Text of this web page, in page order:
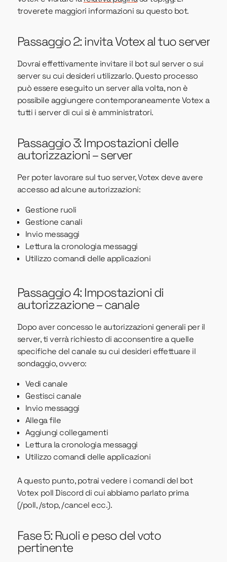
troverete maggiori informazioni su questo bot.
Passaggio 2: invita Votex al tuo server
Dovrai effettivamente invitare il bot sul server o sui
server su cui desideri utilizzarlo. Questo processo
può essere eseguito un server alla volta, non è
possibile aggiungere contemporaneamente Votex a
tutti i server di cui si è amministratori.
Passaggio 3: Impostazioni delle
autorizzazioni – server
Per poter lavorare sul tuo server, Votex deve avere
accesso ad alcune autorizzazioni:
Gestione ruoli
Gestione canali
Invio messaggi
Lettura la cronologia messaggi
Utilizzo comandi delle applicazioni
Passaggio 4: Impostazioni di
autorizzazione – canale
Dopo aver concesso le autorizzazioni generali per il
server, ti verrà richiesto di acconsentire a quelle
specifiche del canale su cui desideri effettuare il
sondaggio, ovvero:
Vedi canale
Gestisci canale
Invio messaggi
Allega file
Aggiungi collegamenti
Lettura la cronologia messaggi
Utilizzo comandi delle applicazioni
A questo punto, potrai vedere i comandi del bot
Votex poll Discord di cui abbiamo parlato prima
(/poll, /stop, /cancel ecc.).
Fase 5: Ruoli e peso del voto
pertinente